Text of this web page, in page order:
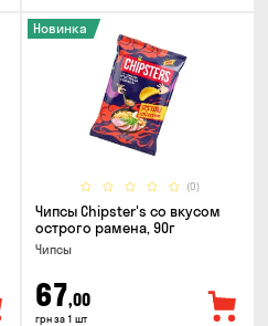
(0)
Новинка
Чипсы Chipster's со вкусом
острого рамена, 90г
Чипсы
67,00
грн за 1 шт